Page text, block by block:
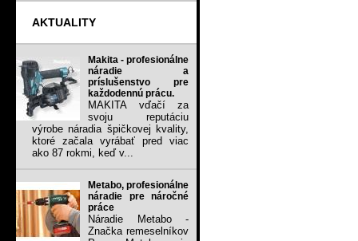
AKTUALITY
Makita - profesionálne
náradie a
príslušenstvo pre
každodennú prácu.
MAKITA vďačí za
svoju reputáciu
výrobe náradia špičkovej kvality,
ktoré začala vyrábať pred viac
ako 87 rokmi, keď v...
Metabo, profesionálne
náradie pre náročné
práce
Náradie Metabo -
Značka remeselníkov